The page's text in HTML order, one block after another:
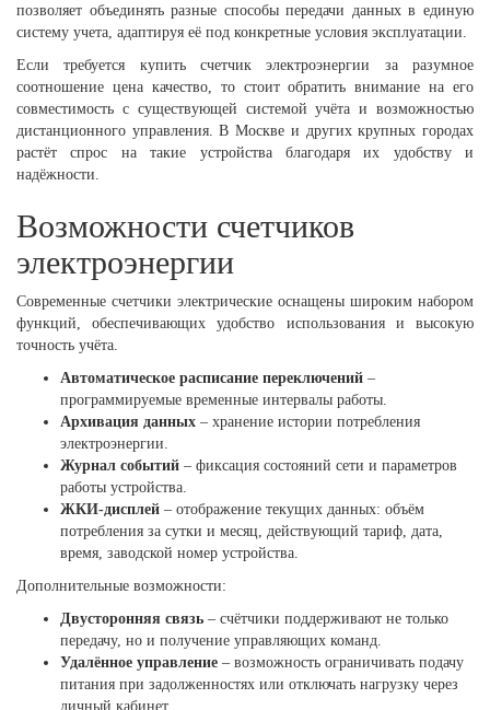
позволяет объединять разные способы передачи данных в единую
систему учета, адаптируя её под конкретные условия эксплуатации.
Если требуется купить счетчик электроэнергии за разумное
соотношение цена качество, то стоит обратить внимание на его
совместимость с существующей системой учёта и возможностью
дистанционного управления. В Москве и других крупных городах
растёт спрос на такие устройства благодаря их удобству и
надёжности.
Возможности счетчиков
электроэнергии
Современные счетчики электрические оснащены широким набором
функций, обеспечивающих удобство использования и высокую
точность учёта.
Автоматическое расписание переключений –
программируемые временные интервалы работы.
Архивация данных – хранение истории потребления
электроэнергии.
Журнал событий – фиксация состояний сети и параметров
работы устройства.
ЖКИ-дисплей – отображение текущих данных: объём
потребления за сутки и месяц, действующий тариф, дата,
время, заводской номер устройства.
Дополнительные возможности:
Двусторонняя связь – счётчики поддерживают не только
передачу, но и получение управляющих команд.
Удалённое управление – возможность ограничивать подачу
питания при задолженностях или отключать нагрузку через
личный кабинет.